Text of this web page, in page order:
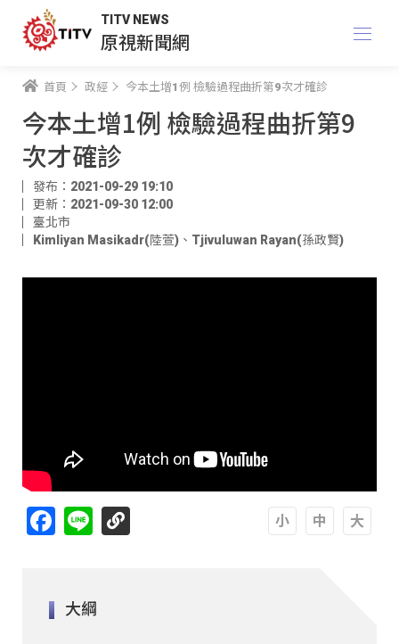
TITV NEWS
原視新聞網
首頁 政經 今本土增1例 檢驗過程曲折第9次才確診
今本土增1例 檢驗過程曲折第9
次才確診
發布：2021-09-29 19:10
更新：2021-09-30 12:00
臺北市
Kimliyan Masikadr(陸萱) 、 Tjivuluwan Rayan(孫政賢)
Facebook
Line
大綱